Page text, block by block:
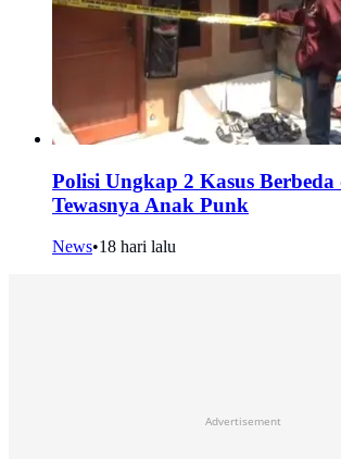
Polisi Ungkap 2 Kasus
Tewasnya Anak Punk
News•18 hari lalu
Advertisement